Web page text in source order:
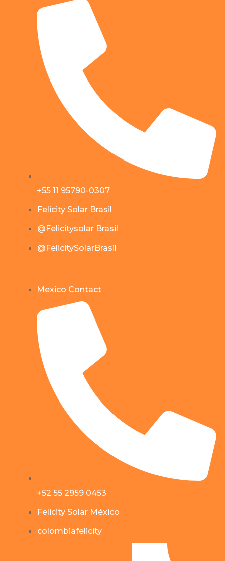
+55 11 95790-0307
Felicity Solar Brasil
@Felicitysolar Brasil
@FelicitySolarBrasil
Mexico Contact
+52 55 2959 0453
Felicity Solar México
colombiafelicity